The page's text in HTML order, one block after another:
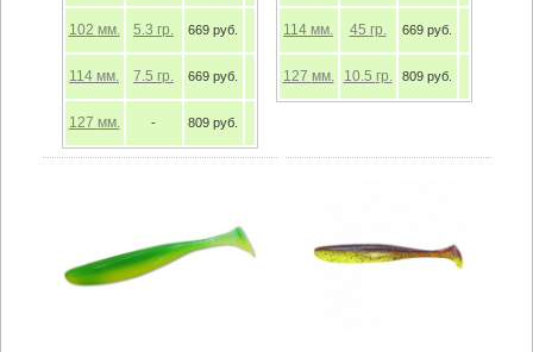
102 мм. 5.3 гр. 669 руб.
114 мм. 7.5 гр. 669 руб.
127 мм. - 809 руб.
114 мм. 45 гр. 669 руб.
127 мм. 10.5 гр. 809 руб.